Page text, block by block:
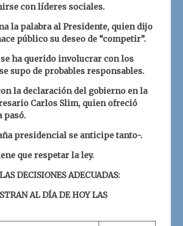
con líderes sociales.
la palabra al Presidente, quien dijo
público su deseo de “competir”.
ha querido involucrar con los
supo de probables responsables.
la declaración del gobierno en la
Carlos Slim, quien ofreció
pasó.
presidencial se anticipe tanto-.
que respetar la ley.
DECISIONES ADECUADAS:
AL DÍA DE HOY LAS